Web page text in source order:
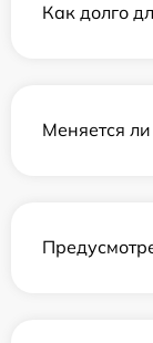
Как долго
Меняется